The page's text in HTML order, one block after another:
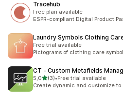
Tracehub
Free plan available
ESPR-compliant Digital Product
Laundry Symbols Clothing
Free trial available
Pictograms of clothing care
CT ‑ Custom Metafields
5,0na 5 gwiazdek
(3)
Łączna liczba recenzji: 3
•Free trial available
Create dynamic and customize